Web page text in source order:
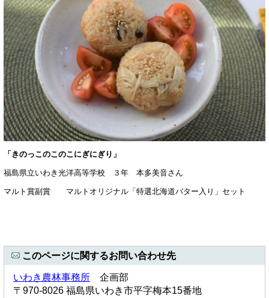
「きのっこのこのこにぎにぎり」
福島県立いわき光洋高等学校 ３年 本多美音さん
マルト賞副賞 マルトオリジナル「特選北海道バター入り」セット
このページに関するお問い合わせ先
いわき農林事務所 企画部
〒970-8026 福島県いわき市平字梅本15番地